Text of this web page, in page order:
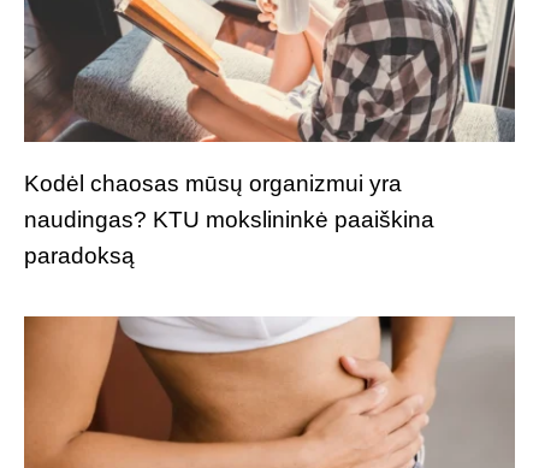
Kodėl chaosas mūsų organizmui yra
naudingas? KTU mokslininkė paaiškina
paradoksą